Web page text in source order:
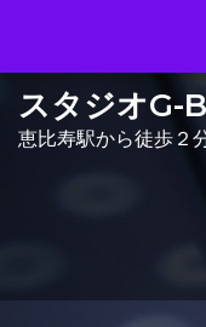
スタジオG-
恵比寿駅から徒歩２